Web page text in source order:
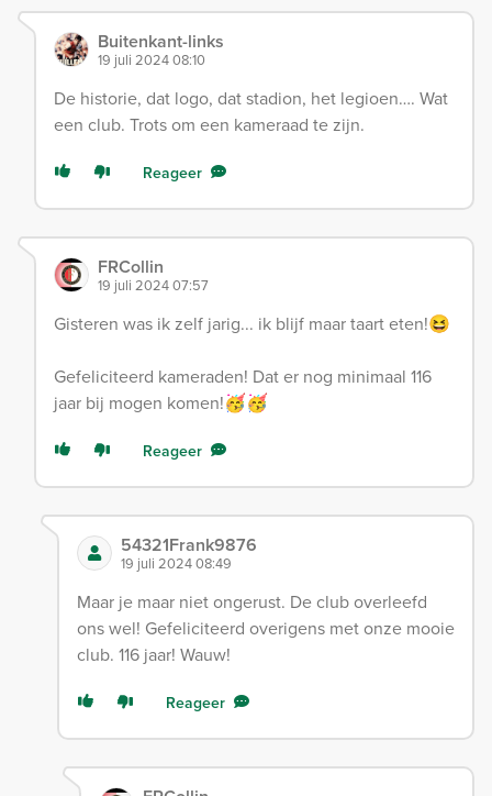
Buitenkant-links
19 juli 2024 08:10
De historie, dat logo, dat stadion, het legioen…. Wat
een club. Trots om een kameraad te zijn.
Reageer
FRCollin
19 juli 2024 07:57
Gisteren was ik zelf jarig... ik blijf maar taart eten!😆
Gefeliciteerd kameraden! Dat er nog minimaal 116
jaar bij mogen komen!🥳🥳
Reageer
54321Frank9876
19 juli 2024 08:49
Maar je maar niet ongerust. De club overleefd
ons wel! Gefeliciteerd overigens met onze mooie
club. 116 jaar! Wauw!
Reageer